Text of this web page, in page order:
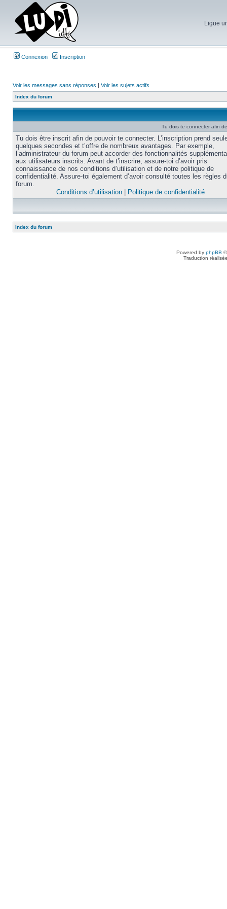
Ligue
Connexion Inscription
Voir les messages sans réponses | Voir les sujets actifs
Index du forum
Tu dois te connecter afin
Tu dois être inscrit afin de pouvoir te connecter. L’inscription prend
quelques secondes et t’offre de nombreux avantages. Par exemple,
l’administrateur du forum peut accorder des fonctionnalités
aux utilisateurs inscrits. Avant de t’inscrire, assure-toi d’avoir pris
connaissance de nos conditions d’utilisation et de notre politique de
confidentialité. Assure-toi également d’avoir consulté toutes les règles
forum.
Conditions d’utilisation
Politique de confidentialité
Index du forum
Powered by phpBB
Traduction